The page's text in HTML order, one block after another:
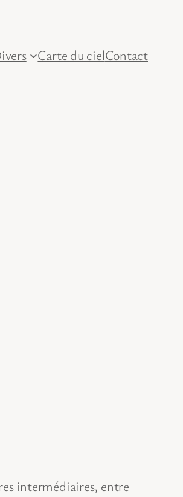
Carte du cielContact
intermédiaires, entre